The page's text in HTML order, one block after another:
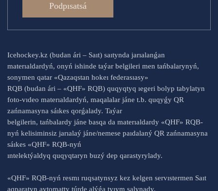
Podpısatsá
Icehockey.kz (budan ári – Saıt) saıtynda jarıalanǵan
materıaldardyń, onyń ishinde taýar belgileri men tańbalarynyń,
sonymen qatar «Qazaqstan hokeı federasıasy»
RQB (budan ári – «QHF» RQB) quqyqtyq ıegeri bolyp tabylatyn
foto-vıdeo materıaldardyń, maqalalar jáne t.b. quqyǵy QR
zańnamasyna sáıkes qorǵalady. Taýar
belgilerin, tańbalardy jáne basqa da materıaldardy «QHF» RQB-
nyń kelisiminsiz jarıalaý jáne/nemese paıdalaný QR zańnamasyna
sáıkes «QHF» RQB-nyń
ıntelektýaldyq quqyqtaryn buzý dep qarastyrylady.
«QHF» RQB-nyń resmı ruqsatynsyz kez kelgen servıstermen Saıt
aqparatyn avtomatty túrde alýǵa tyıym salynady.